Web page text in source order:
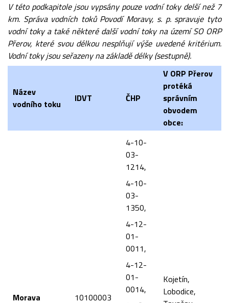
V této podkapitole jsou vypsány pouze vodní toky delší než 7
km. Správa vodních toků Povodí Moravy, s. p. spravuje tyto
vodní toky a také některé další vodní toky na území SO ORP
Přerov, které svou délkou nesplňují výše uvedené kritérium.
Vodní toky jsou seřazeny na základě délky (sestupně).
Název
vodního toku
IDVT ČHP
V ORP Přerov
protéká
správním
obvodem
obce:
Morava 10100003
4-10-
03-
1214,
4-10-
03-
1350,
4-12-
01-
0011,
4-12-
01-
0014,
Kojetín,
Lobodice,